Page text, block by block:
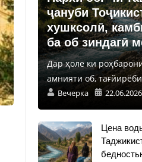
ҷануби
хушксолӣ,
ба об зиндагӣ
Дар ҳоле ки
амнияти об,
Вечерка 22.06.2026
Цена